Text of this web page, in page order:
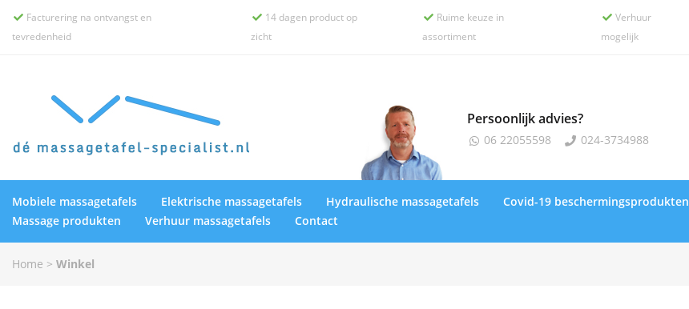
 Facturering na ontvangst en
tevredenheid
 14 dagen product op
zicht
 Ruime keuze in
assortiment
 Verhuur
mogelijk
Persoonlijk advies?
 06 22055598  024-3734988
Mobiele massagetafels Elektrische massagetafels Hydraulische massagetafels Covid-19 beschermingsprodukten
Massage produkten
Verhuur massagetafels Contact
Home > Winkel